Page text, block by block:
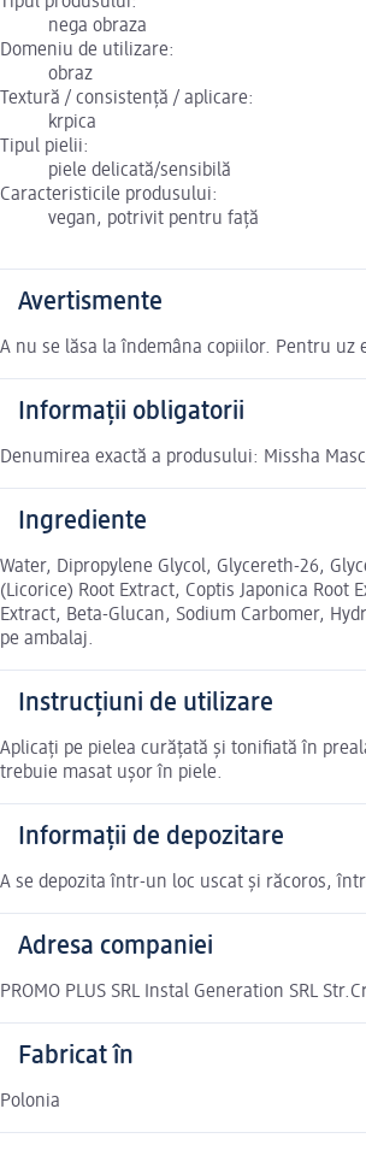
nega obraza
Domeniu de utilizare:
obraz
Textură / consistență / aplicare:
krpica
Tipul pielii:
piele delicată/sensibilă
Caracteristicile produsului:
vegan, potrivit pentru față
Avertismente
A nu se lăsa la îndemâna copiilor. Pentru
Informații obligatorii
Denumirea exactă a produsului: Missha
Ingrediente
Water, Dipropylene Glycol, Glycereth-26,
(Licorice) Root Extract, Coptis Japonica
Extract, Beta-Glucan, Sodium Carbomer,
pe ambalaj.
Instrucțiuni de utilizare
Aplicați pe pielea curățată și tonifiată în
trebuie masat ușor în piele.
Informații de depozitare
A se depozita într-un loc uscat și răcoros,
Adresa companiei
PROMO PLUS SRL Instal Generation SRL
Fabricat în
Polonia